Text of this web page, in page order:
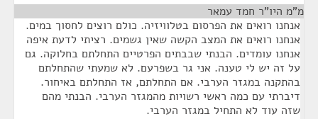
מ"מ היו"ר חמד עמאר
אנחנו רואים את הפרסום בטלוויזיה. כולם רוצים לחסוך במים.
אנחנו רואים את המצב הקשה שאין גשמים. רציתי לדעת איפה
אנחנו עומדים. הבנתי שבבתים הפרטיים התחלתם בחלוקה. גם
על זה יש לי טענה. אני גר בשפרעם. לא שמעתי שהתחלתם
בהתקנה במגזר הערבי. אם התחלתם, אז התחלתם באיחור.
דיברתי עם כמה ראשי רשויות מהמגזר הערבי. הבנתי מהם
שזה עוד לא התחיל במגזר הערבי.